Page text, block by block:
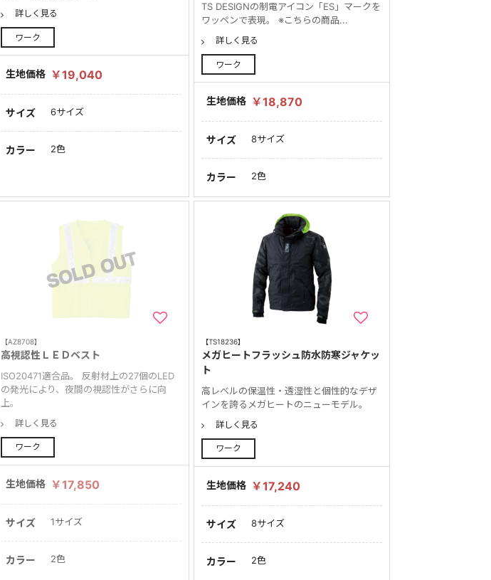
詳しく見る
ワーク
生地価格 ￥19,040
サイズ 6サイズ
カラー 2色
TS DESIGNの制電アイコン「ES」マークを
ワッペンで表現。 ※こちらの商品...
詳しく見る
ワーク
生地価格 ￥18,870
サイズ 8サイズ
カラー 2色
【AZ8708】
高視認性ＬＥＤベスト
ISO20471適合品。 反射材上の27個のLED
の発光により、夜間の視認性がさらに向
上。
詳しく見る
ワーク
生地価格 ￥17,850
サイズ 1サイズ
カラー 2色
【TS18236】
メガヒートフラッシュ防水防寒ジャケッ
ト
高レベルの保温性・透湿性と個性的なデザ
インを誇るメガヒートのニューモデル。
詳しく見る
ワーク
生地価格 ￥17,240
サイズ 8サイズ
カラー 2色